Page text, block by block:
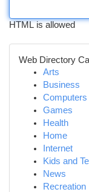
HTML is allowed
Web Directory
Arts
Business
Computers
Games
Health
Home
Internet
Kids and
News
Recreation